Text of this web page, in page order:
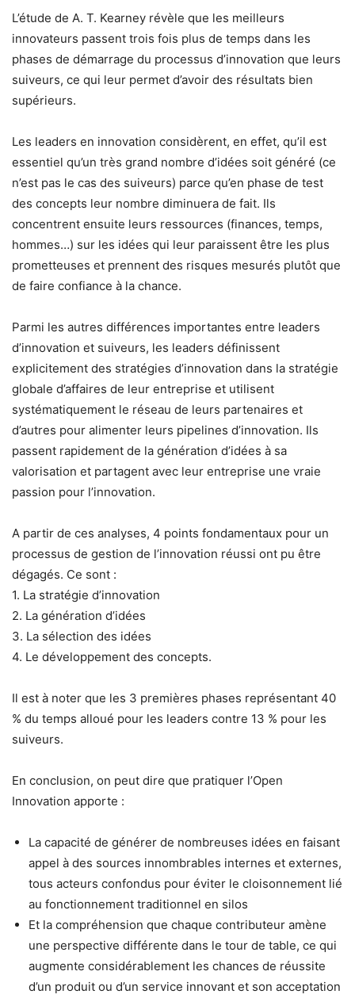
L’étude de A. T. Kearney révèle que les meilleurs
innovateurs passent trois fois plus de temps dans les
phases de démarrage du processus d’innovation que leurs
suiveurs, ce qui leur permet d’avoir des résultats bien
supérieurs.
Les leaders en innovation considèrent, en effet, qu’il est
essentiel qu’un très grand nombre d’idées soit généré (ce
n’est pas le cas des suiveurs) parce qu’en phase de test
des concepts leur nombre diminuera de fait. Ils
concentrent ensuite leurs ressources (finances, temps,
hommes…) sur les idées qui leur paraissent être les plus
prometteuses et prennent des risques mesurés plutôt que
de faire confiance à la chance.
Parmi les autres différences importantes entre leaders
d’innovation et suiveurs, les leaders définissent
explicitement des stratégies d’innovation dans la stratégie
globale d’affaires de leur entreprise et utilisent
systématiquement le réseau de leurs partenaires et
d’autres pour alimenter leurs pipelines d’innovation. Ils
passent rapidement de la génération d’idées à sa
valorisation et partagent avec leur entreprise une vraie
passion pour l’innovation.
A partir de ces analyses, 4 points fondamentaux pour un
processus de gestion de l’innovation réussi ont pu être
dégagés. Ce sont :
1. La stratégie d’innovation
2. La génération d’idées
3. La sélection des idées
4. Le développement des concepts.
Il est à noter que les 3 premières phases représentant 40
% du temps alloué pour les leaders contre 13 % pour les
suiveurs.
En conclusion, on peut dire que pratiquer l’Open
Innovation apporte :
La capacité de générer de nombreuses idées en faisant
appel à des sources innombrables internes et externes,
tous acteurs confondus pour éviter le cloisonnement lié
au fonctionnement traditionnel en silos
Et la compréhension que chaque contributeur amène
une perspective différente dans le tour de table, ce qui
augmente considérablement les chances de réussite
d’un produit ou d’un service innovant et son acceptation